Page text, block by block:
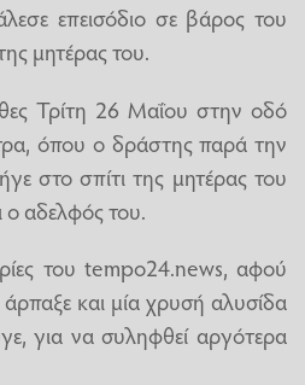
επεισόδιο σε βάρος του
μητέρας του.
Τρίτη 26 Μαΐου στην οδό
όπου ο δράστης παρά την
στο σπίτι της μητέρας του
ο αδελφός του.
του tempo24.news, αφού
και μία χρυσή αλυσίδα
για να συληφθεί αργότερα